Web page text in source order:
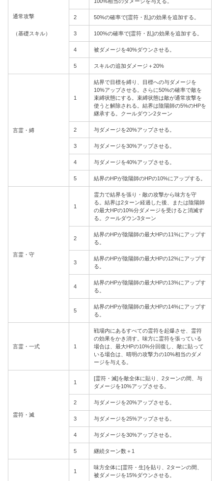
通常攻撃
（基礎スキル）
2 50%の確率で[霊符・乱]の効果を追加する。
3 100%の確率で[霊符・乱]の効果を追加する。
4 被ダメージを40%ダウンさせる。
5 スキルの追加ダメージ＋20%
言霊・縛
1
結界で目標を縛り、目標への与ダメージを
10%アップさせる。さらに50%の確率で敵を
束縛状態にする。束縛状態は敵が通常攻撃を
使うと解除される。結界は陰陽師の5%のHPを
継承する。クールダウン2ターン
2 与ダメージを20%アップさせる。
3 与ダメージを30%アップさせる。
4 与ダメージを40%アップさせる。
5 結界のHPが陰陽師のHPの10%にアップする。
言霊・守
1
霊力で結界を張り・敵の攻撃から味方を守
る。結界は2ターン経過した後、または陰陽師
の最大HPの10%分ダメージを受けると消滅す
る。クールダウン3ターン
2
結界のHPが陰陽師の最大HPの11%にアップす
る。
3
結界のHPが陰陽師の最大HPの12%にアップす
る。
4
結界のHPが陰陽師の最大HPの13%にアップす
る。
5
結界のHPが陰陽師の最大HPの14%にアップす
る。
言霊・一式 1
戦場内にあるすべての霊符を起爆させ、霊符
の効果をかき消す。味方に霊符を張っている
場合は、最大HPの10%分回復し、敵に貼って
いる場合は、晴明の攻撃力の10%相当のダメ
ージを与える。
霊符・滅
1
[霊符・滅]を敵全体に貼り、2ターンの間、与
ダメージを10%アップさせる。
2 与ダメージを20%アップさせる。
3 与ダメージを25%アップさせる。
4 与ダメージを30%アップさせる。
5 継続ターン数＋1
1
味方全体に[霊符・生]を貼り、2ターンの間、
被ダメージを15%ダウンさせる。